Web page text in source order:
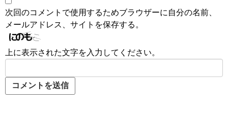
次回のコメントで使用するためブラウザーに自分の名前、
メールアドレス、サイトを保存する。
上に表示された文字を入力してください。